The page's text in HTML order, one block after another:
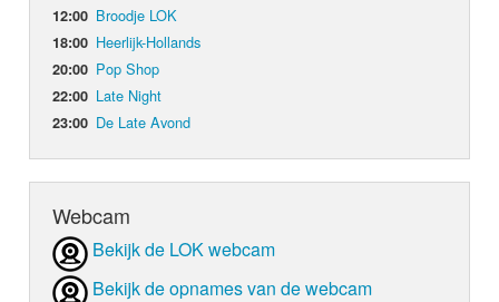
12:00 Broodje LOK
18:00 Heerlijk-Hollands
20:00 Pop Shop
22:00 Late Night
23:00 De Late Avond
Webcam
Bekijk de LOK webcam
Bekijk de opnames van de webcam